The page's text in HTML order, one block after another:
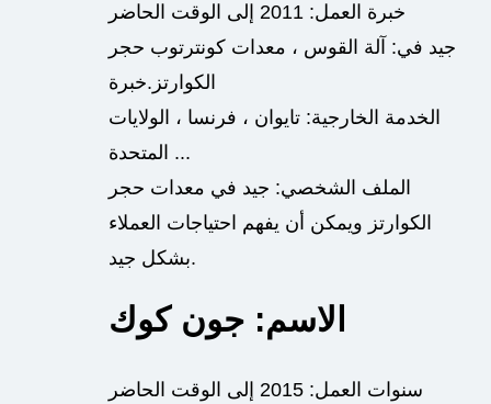
خبرة العمل: 2011 إلى الوقت الحاضر
جيد في: آلة القوس ، معدات كونترتوب حجر
الكوارتز.خبرة
الخدمة الخارجية: تايوان ، فرنسا ، الولايات
المتحدة ...
الملف الشخصي: جيد في معدات حجر
الكوارتز ويمكن أن يفهم احتياجات العملاء
بشكل جيد.
الاسم: جون كوك
سنوات العمل: 2015 إلى الوقت الحاضر